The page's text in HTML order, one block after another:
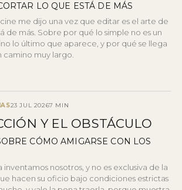
LO QUE ESTÁ DE MÁS
me dijo una vez que editar es el arte de
de más. Sobre por qué lo simple no es un
lo último que aparece, y por qué se llega
camino muy largo.
23 JUL 20267 MIN
Y EL OBSTÁCULO
CÓMO AMIGARSE CON LOS
inventamos nosotros, y no es exclusiva de la
hacen su oficio bajo condiciones estrictas